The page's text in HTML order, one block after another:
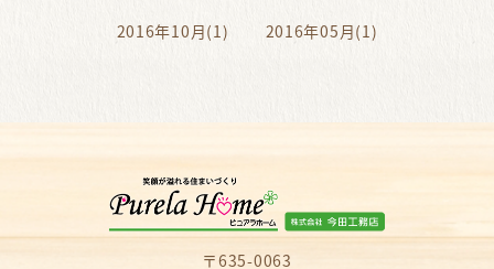
2016年10月(1) 2016年05月(1)
〒635-0063